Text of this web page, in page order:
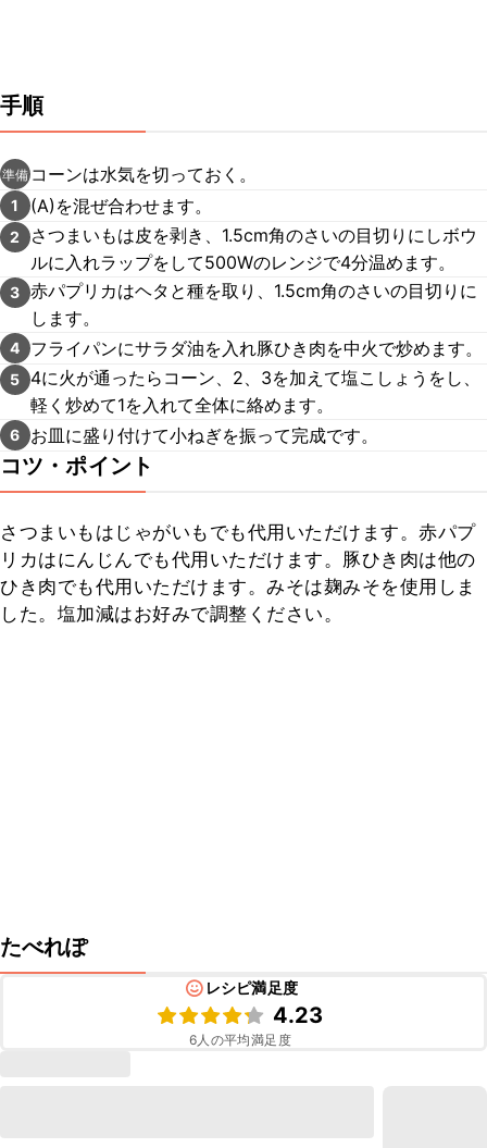
手順
準備 コーンは水気を切っておく。
1 (A)を混ぜ合わせます。
2
さつまいもは皮を剥き、1.5cm角のさいの目切りにしボウ
ルに入れラップをして500Wのレンジで4分温めます。
3 赤パプリカはヘタと種を取り、1.5cm角のさいの目切りに
します。
4 フライパンにサラダ油を入れ豚ひき肉を中火で炒めます。
5
4に火が通ったらコーン、2、3を加えて塩こしょうをし、
軽く炒めて1を入れて全体に絡めます。
6 お皿に盛り付けて小ねぎを振って完成です。
コツ・ポイント
さつまいもはじゃがいもでも代用いただけます。赤パプ
リカはにんじんでも代用いただけます。豚ひき肉は他の
ひき肉でも代用いただけます。みそは麹みそを使用しま
した。塩加減はお好みで調整ください。
たべれぽ
レシピ満足度
4.23
6人の平均満足度